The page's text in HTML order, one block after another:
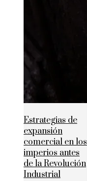
Estrategias de
expansión
comercial en los
imperios antes
de la Revolución
Industrial